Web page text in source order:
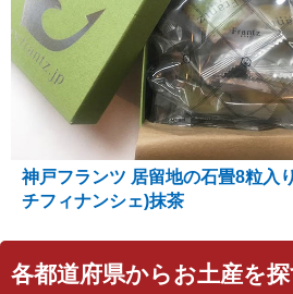
神戸フランツ 居留地の石畳8粒入
チフィナンシェ)抹茶
各都道府県からお土産を